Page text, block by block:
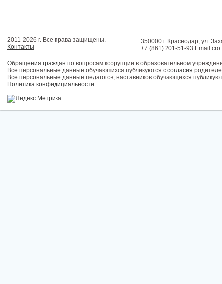
2011-2026 г. Все права защищены.
Контакты
350000 г. Краснодар, ул.
+7 (861) 201-51-93
Обращения граждан по вопросам коррупции в образовательном
Все персональные данные обучающихся публикуются с согласия
Все персональные данные педагогов, наставников обучающихся
Политика конфидициальности.